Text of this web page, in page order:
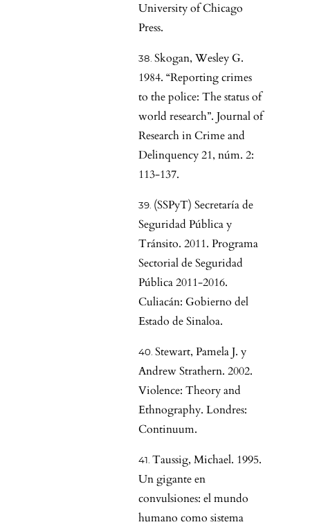
University of Chicago
Press.
Skogan, Wesley G.
1984. “Reporting crimes
to the police: The status of
world research”. Journal of
Research in Crime and
Delinquency 21, núm. 2:
113-137.
(SSPyT) Secretaría de
Seguridad Pública y
Tránsito. 2011. Programa
Sectorial de Seguridad
Pública 2011-2016.
Culiacán: Gobierno del
Estado de Sinaloa.
Stewart, Pamela J. y
Andrew Strathern. 2002.
Violence: Theory and
Ethnography. Londres:
Continuum.
Taussig, Michael. 1995.
Un gigante en
convulsiones: el mundo
humano como sistema